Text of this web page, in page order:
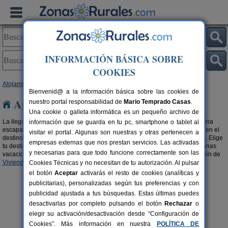
Alojamientos
Apartamentos en Valencia
La llegada de las vacaciones y los días festivos son sinónimos de hacer una
escapada. Desconecta y disfruta alalquilar un apartamento en Valencia
en el
destino que deseas. Días de de relax con la comodidad de tu propia casa. Elige
tu destino, mira los apartamentos disponibles e infórmate, disfrutarás de unas
vacaciones únicas. También te recomendamos buscar en nuestra selección de
Viviendas turísticas en Valencia.
INFORMACIÓN BÁSICA SOBRE
COOKIES
Bienvenid@ a la información básica sobre las cookies de
nuestro portal responsabilidad de Mario Temprado Casas.
Una cookie o galleta informática es un pequeño archivo de
información que se guarda en tu pc, smartphone o tablet al
visitar el portal. Algunas son nuestras y otras pertenecen a
empresas externas que nos prestan servicios. Las activadas
y necesarias para que todo funcione correctamente son las
Cookies Técnicas y no necesitan de tu autorización. Al pulsar
el botónAceptar activarás el resto de cookies (analíticas y
publicitarias), personalizadas según tus preferencias y con
publicidad ajustada a tus búsquedas. Estas últimas puedes
desactivarlas por completo pulsando el botón Rechazar o
elegir su activación/desactivación desde “Configuración de
Cookies”. Más información en nuestra
POLÍTICA DE